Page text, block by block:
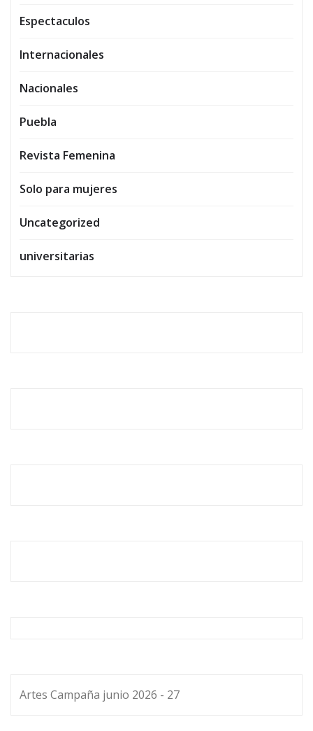
Espectaculos
Internacionales
Nacionales
Puebla
Revista Femenina
Solo para mujeres
Uncategorized
universitarias
Artes Campaña junio 2026 - 27